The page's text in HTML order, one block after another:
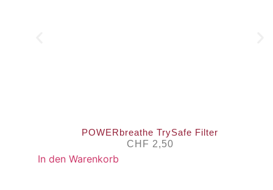
POWERbreathe TrySafe Filter
CHF 2,50
In den Warenkorb